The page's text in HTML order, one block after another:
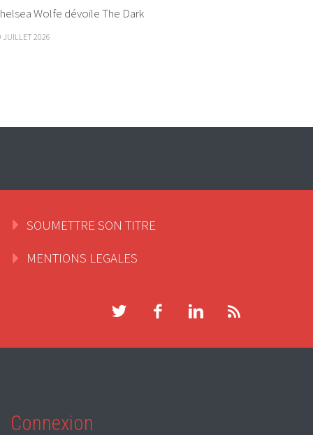
Wolfe dévoile The Dark
JUILLET 2026
SOUMETTRE SON TITRE
MENTIONS LEGALES
Connexion